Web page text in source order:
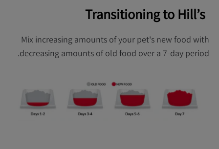
Transitioning to Hill’s
Mix increasing amounts of your pet's new food with
decreasing amounts of old food over a 7-day period.